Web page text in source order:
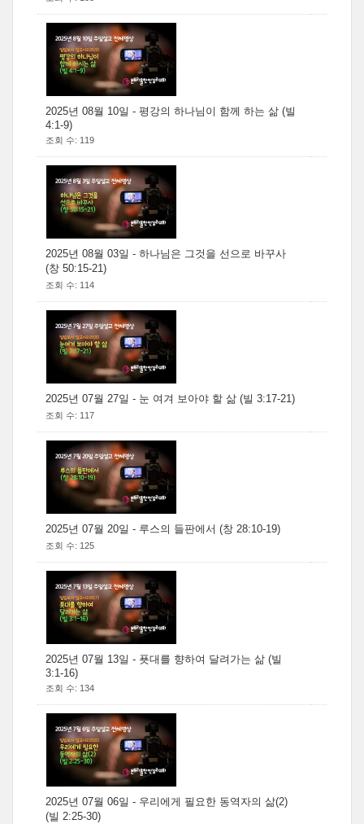
2025년 08월 10일 - 평강의 하나님이 함께 하는 삶 (빌
4:1-9)
조회 수: 119
2025년 08월 03일 - 하나님은 그것을 선으로 바꾸사
(창 50:15-21)
조회 수: 114
2025년 07월 27일 - 눈 여겨 보아야 할 삶 (빌 3:17-21)
조회 수: 117
2025년 07월 20일 - 루스의 들판에서 (창 28:10-19)
조회 수: 125
2025년 07월 13일 - 푯대를 향하여 달려가는 삶 (빌
3:1-16)
조회 수: 134
2025년 07월 06일 - 우리에게 필요한 동역자의 삶(2)
(빌 2:25-30)